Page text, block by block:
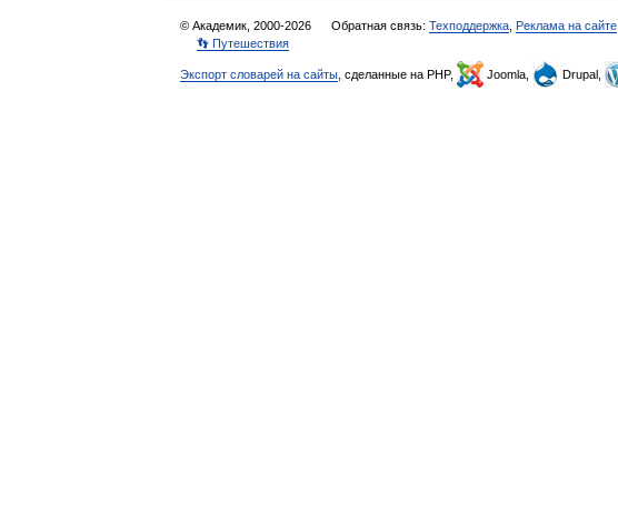
© Академик, 2000-2026 Обратная связь: Техподдержка Реклама на сайте
👣 Путешествия
Экспорт словарей на сайты , сделанные на PHP, Joomla, Drupal,